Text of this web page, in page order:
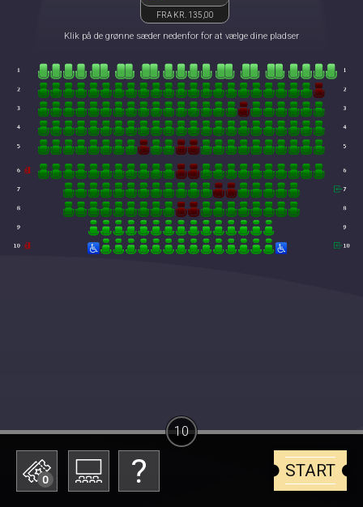
FRA KR. 135,00
Klik på de grønne sæder nedenfor for at vælge dine pladser
0 START
10